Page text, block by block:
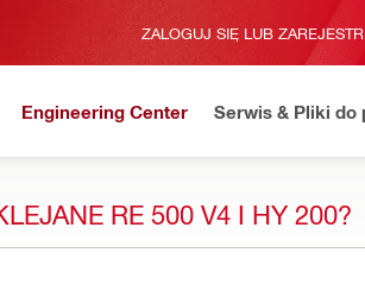
ZALOGUJ SIĘ LUB
Engineering Center Serwis & Pliki do
RE 500 V4 I HY 200?